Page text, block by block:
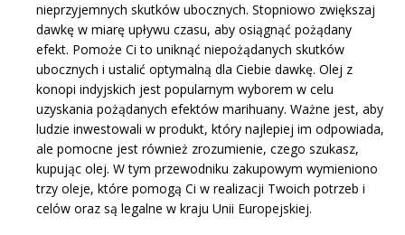
nieprzyjemnych skutków ubocznych. Stopniowo zwiększaj
dawkę w miarę upływu czasu, aby osiągnąć pożądany
efekt. Pomoże Ci to uniknąć niepożądanych skutków
ubocznych i ustalić optymalną dla Ciebie dawkę. Olej z
konopi indyjskich jest popularnym wyborem w celu
uzyskania pożądanych efektów marihuany. Ważne jest, aby
ludzie inwestowali w produkt, który najlepiej im odpowiada,
ale pomocne jest również zrozumienie, czego szukasz,
kupując olej. W tym przewodniku zakupowym wymieniono
trzy oleje, które pomogą Ci w realizacji Twoich potrzeb i
celów oraz są legalne w kraju Unii Europejskiej.